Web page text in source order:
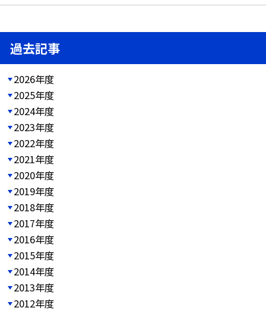
過去記事
2026年度
2025年度
2024年度
2023年度
2022年度
2021年度
2020年度
2019年度
2018年度
2017年度
2016年度
2015年度
2014年度
2013年度
2012年度